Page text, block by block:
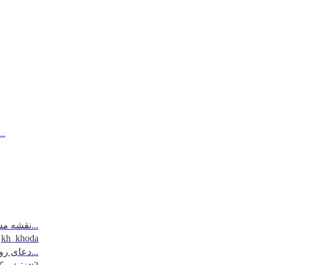
اوقات شرعي شهرهاي زيا...
نقشه مسیرتردد - مرزهای 6 گانه...
kh_khoda
دعای روز اول ماه مبارک رمضان...